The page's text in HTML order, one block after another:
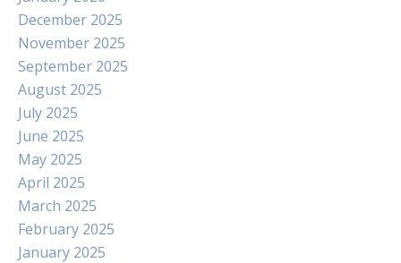
December 2025
November 2025
September 2025
August 2025
July 2025
June 2025
May 2025
April 2025
March 2025
February 2025
January 2025